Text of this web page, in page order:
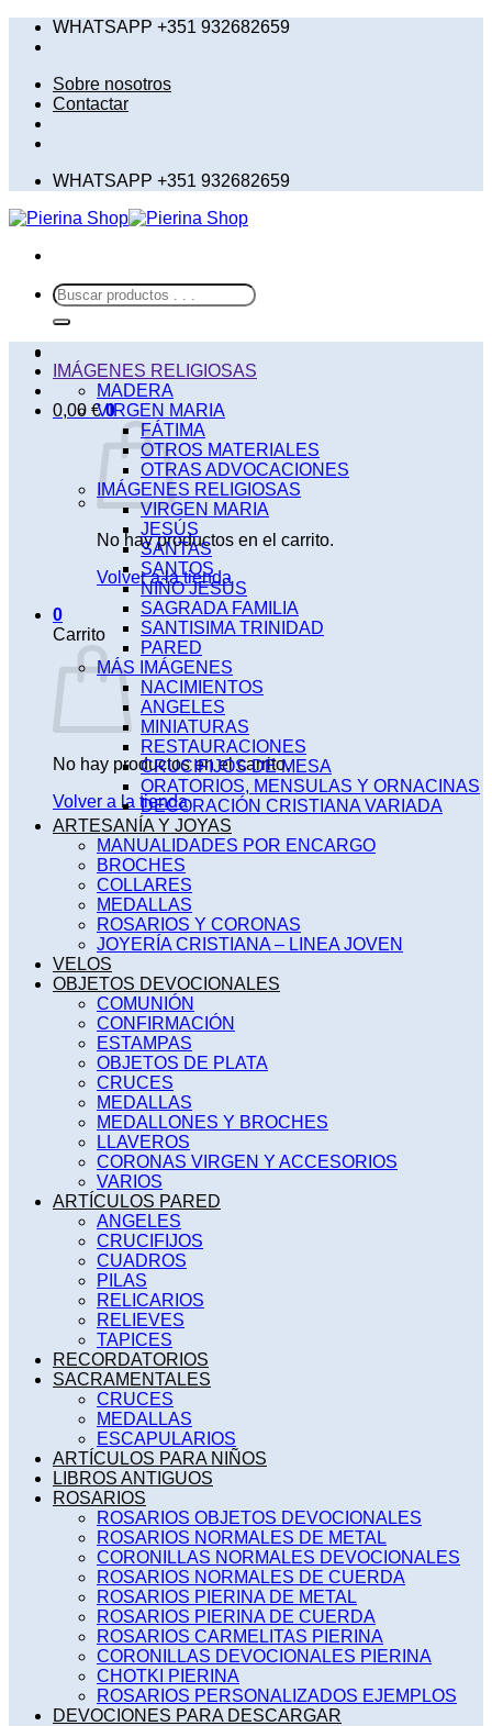
SaltarWHATSAPP +351 932682659
Sobre nosotros
Contactar
WHATSAPP +351 932682659
Buscar
por:
0,00 € 0
No hay productos en el carrito.
Volver a la tienda
0
Carrito
No hay productos en el carrito.
Volver a la tienda
IMÁGENES RELIGIOSAS
MADERA
VIRGEN MARIA
FÁTIMA
OTROS MATERIALES
OTRAS ADVOCACIONES
IMÁGENES RELIGIOSAS
VIRGEN MARIA
JESÚS
SANTAS
SANTOS
NIÑO JESÚS
SAGRADA FAMILIA
SANTISIMA TRINIDAD
PARED
MÁS IMÁGENES
NACIMIENTOS
ANGELES
MINIATURAS
RESTAURACIONES
CRUCIFIJOS DE MESA
ORATORIOS, MENSULAS Y ORNACINAS
DECORACIÓN CRISTIANA VARIADA
ARTESANÍA Y JOYAS
MANUALIDADES POR ENCARGO
BROCHES
COLLARES
MEDALLAS
ROSARIOS Y CORONAS
JOYERÍA CRISTIANA – LINEA JOVEN
VELOS
OBJETOS DEVOCIONALES
COMUNIÓN
CONFIRMACIÓN
ESTAMPAS
OBJETOS DE PLATA
CRUCES
MEDALLAS
MEDALLONES Y BROCHES
LLAVEROS
CORONAS VIRGEN Y ACCESORIOS
VARIOS
ARTÍCULOS PARED
ANGELES
CRUCIFIJOS
CUADROS
PILAS
RELICARIOS
RELIEVES
TAPICES
RECORDATORIOS
SACRAMENTALES
CRUCES
MEDALLAS
ESCAPULARIOS
ARTÍCULOS PARA NIÑOS
LIBROS ANTIGUOS
ROSARIOS
ROSARIOS OBJETOS DEVOCIONALES
ROSARIOS NORMALES DE METAL
CORONILLAS NORMALES DEVOCIONALES
ROSARIOS NORMALES DE CUERDA
ROSARIOS PIERINA DE METAL
ROSARIOS PIERINA DE CUERDA
ROSARIOS CARMELITAS PIERINA
CORONILLAS DEVOCIONALES PIERINA
CHOTKI PIERINA
ROSARIOS PERSONALIZADOS EJEMPLOS
DEVOCIONES PARA DESCARGAR